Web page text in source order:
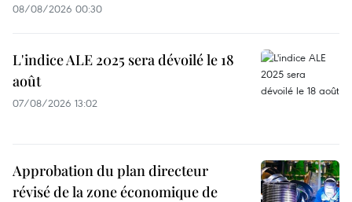
08/08/2026 00:30
L'indice ALE 2025 sera dévoilé le 18
août
07/08/2026 13:02
Approbation du plan directeur
révisé de la zone économique de